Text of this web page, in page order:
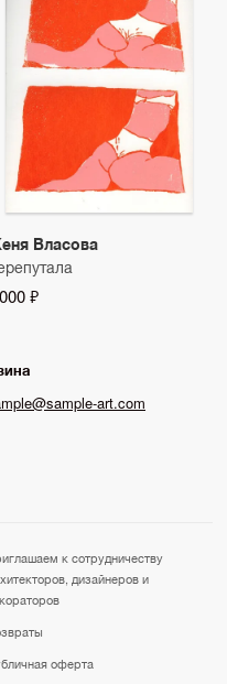
Власова
₽
art.com
к сотрудничеству
дизайнеров и
оферта